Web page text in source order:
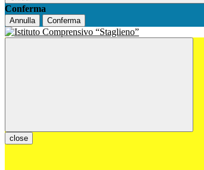
Conferma
Annulla Conferma
close